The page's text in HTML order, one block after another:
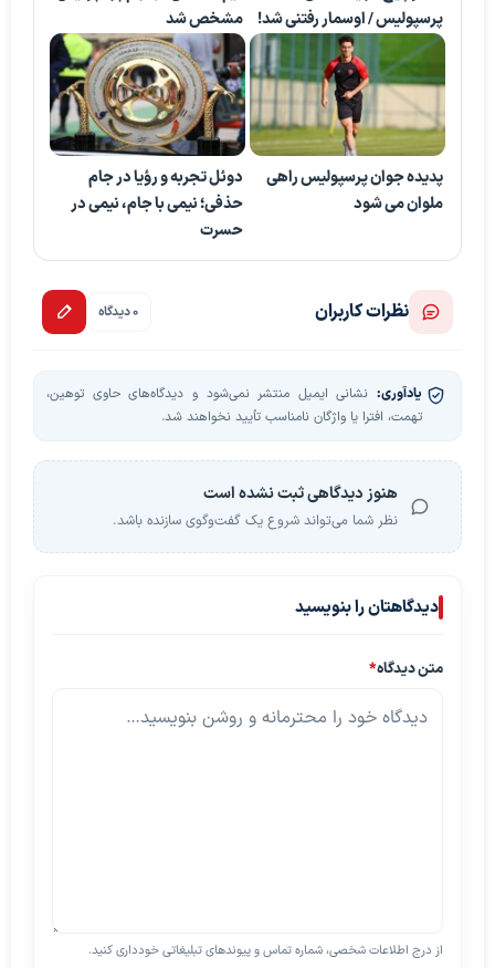
پرسپولیس / اوسمار رفتنی شد!
مشخص شد
پدیده جوان پرسپولیس راهی
ملوان می شود
دوئل تجربه و رؤیا در جام
حذفی؛ نیمی با جام، نیمی در
حسرت
نظرات کاربران 0 دیدگاه
یادآوری: نشانی ایمیل منتشر نمی‌شود و دیدگاه‌های حاوی توهین،
تهمت، افترا یا واژگان نامناسب تأیید نخواهند شد.
هنوز دیدگاهی ثبت نشده است
نظر شما می‌تواند شروع یک گفت‌وگوی سازنده باشد.
دیدگاهتان را بنویسید
متن دیدگاه*
از درج اطلاعات شخصی، شماره تماس و پیوندهای تبلیغاتی خودداری کنید.